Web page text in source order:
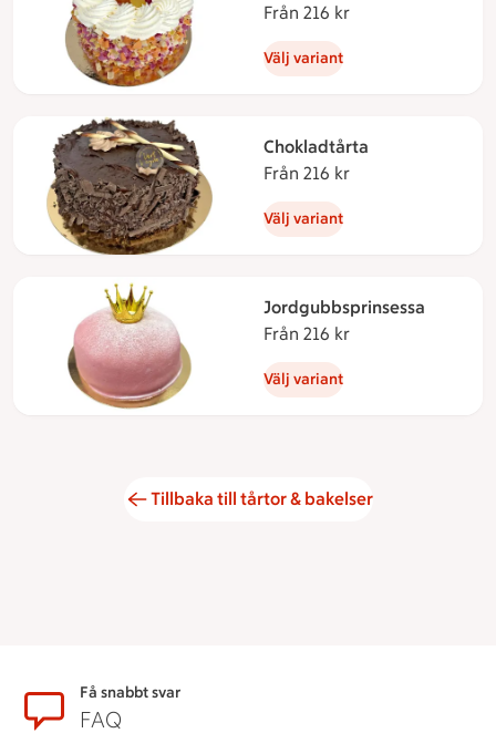
Från 216 kr
Välj variant
Chokladtårta
Från 216 kr
Välj variant
Jordgubbsprinsessa
Från 216 kr
Välj variant
Tillbaka till tårtor & bakelser
SidfotFå snabbt svar
FAQ